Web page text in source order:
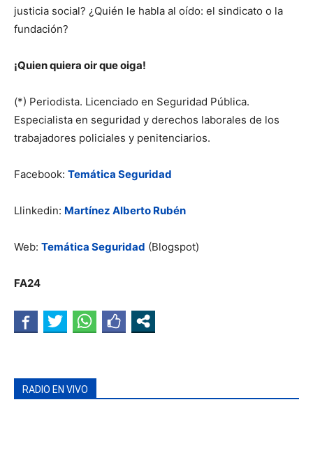
justicia social? ¿Quién le habla al oído: el sindicato o la
fundación?
¡Quien quiera oir que oiga!
(*) Periodista. Licenciado en Seguridad Pública.
Especialista en seguridad y derechos laborales de los
trabajadores policiales y penitenciarios.
Facebook: Temática Seguridad
Llinkedin: Martínez Alberto Rubén
Web: Temática Seguridad (Blogspot)
FA24
RADIO EN VIVO